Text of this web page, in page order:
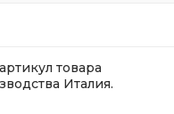
товара
Италия.